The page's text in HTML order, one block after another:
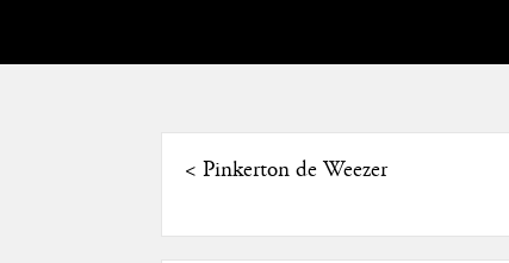
< Pinkerton de Weezer